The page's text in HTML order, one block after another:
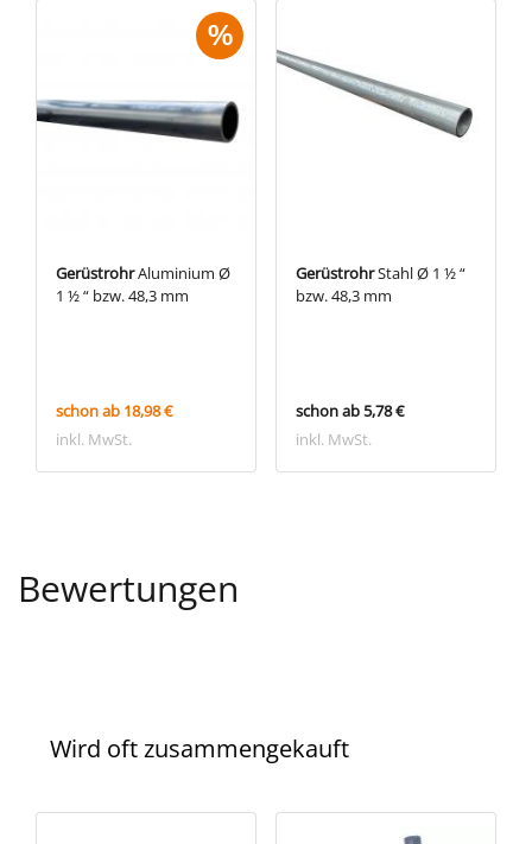
GerüstrohrAluminium Ø
1 ½ “ bzw. 48,3 mm
%
schon ab 18,98 €
inkl. MwSt.
GerüstrohrStahl Ø 1 ½ “
bzw. 48,3 mm
schon ab 5,78 €
inkl. MwSt.
Bewertungen
Wird oft zusammengekauft